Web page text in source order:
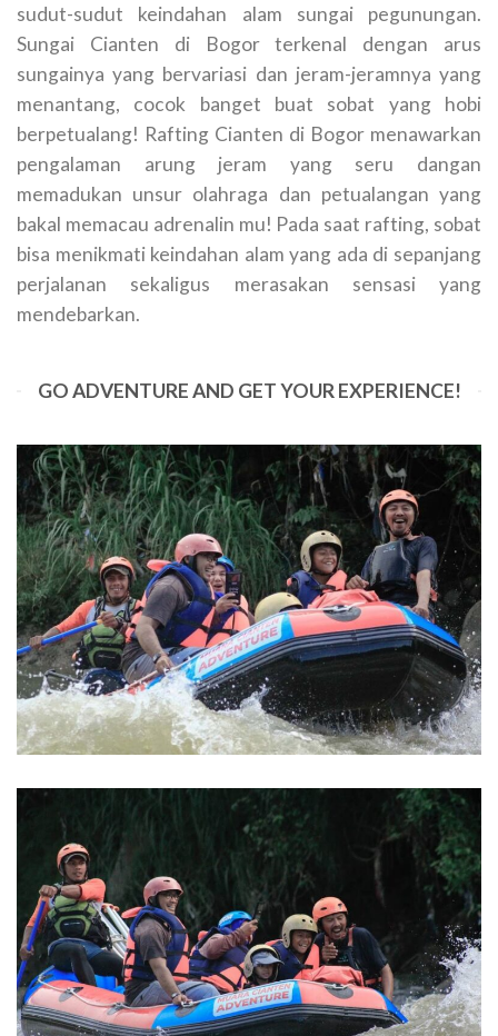
sudut-sudut keindahan alam sungai pegunungan.
Sungai Cianten di Bogor terkenal dengan arus
sungainya yang bervariasi dan jeram-jeramnya yang
menantang, cocok banget buat sobat yang hobi
berpetualang! Rafting Cianten di Bogor menawarkan
pengalaman arung jeram yang seru dangan
memadukan unsur olahraga dan petualangan yang
bakal memacau adrenalin mu! Pada saat rafting, sobat
bisa menikmati keindahan alam yang ada di sepanjang
perjalanan sekaligus merasakan sensasi yang
mendebarkan.
GO ADVENTURE AND GET YOUR EXPERIENCE!